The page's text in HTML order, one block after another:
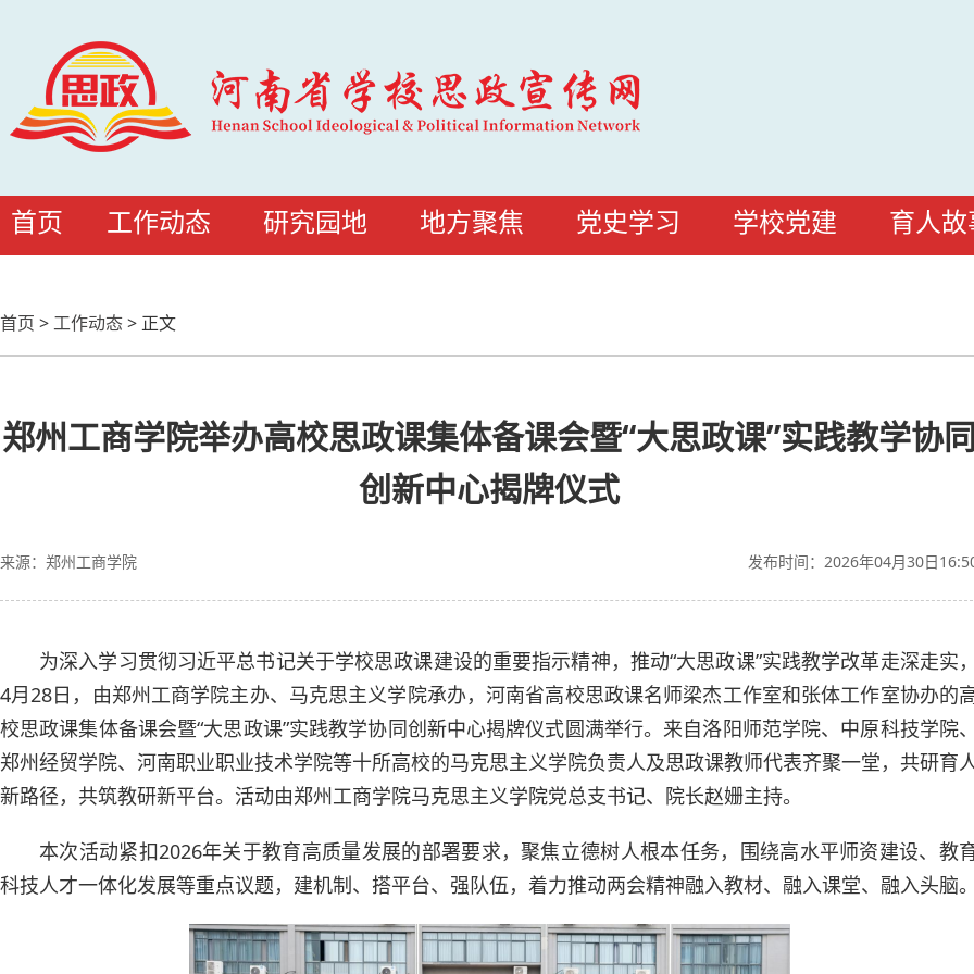
首页 工作动态 研究园地 地方聚焦 党史学习 学校党建 育人故
首页 >工作动态> 正文
郑州工商学院举办高校思政课集体备课会暨“大思政课”实践教学协同
创新中心揭牌仪式
发布时间：2026年04月30日
来源：郑州工商学院
为深入学习贯彻习近平总书记关于学校思政课建设的重要指示精神，推动“大思政课”实践教学改革走深走实，
4月28日，由郑州工商学院主办、马克思主义学院承办，河南省高校思政课名师梁杰工作室和张体工作室协办的
校思政课集体备课会暨“大思政课”实践教学协同创新中心揭牌仪式圆满举行。来自洛阳师范学院、中原科技学院、
郑州经贸学院、河南职业职业技术学院等十所高校的马克思主义学院负责人及思政课教师代表齐聚一堂，共研育
新路径，共筑教研新平台。活动由郑州工商学院马克思主义学院党总支书记、院长赵姗主持。
本次活动紧扣2026年关于教育高质量发展的部署要求，聚焦立德树人根本任务，围绕高水平师资建设、教
科技人才一体化发展等重点议题，建机制、搭平台、强队伍，着力推动两会精神融入教材、融入课堂、融入头脑。